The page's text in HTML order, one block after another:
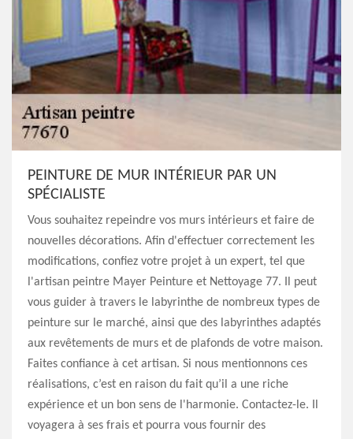
PEINTURE DE MUR INTÉRIEUR PAR UN
SPÉCIALISTE
Vous souhaitez repeindre vos murs intérieurs et faire de
nouvelles décorations. Afin d'effectuer correctement les
modifications, confiez votre projet à un expert, tel que
l'artisan peintre Mayer Peinture et Nettoyage 77. Il peut
vous guider à travers le labyrinthe de nombreux types de
peinture sur le marché, ainsi que des labyrinthes adaptés
aux revêtements de murs et de plafonds de votre maison.
Faites confiance à cet artisan. Si nous mentionnons ces
réalisations, c’est en raison du fait qu’il a une riche
expérience et un bon sens de l'harmonie. Contactez-le. Il
voyagera à ses frais et pourra vous fournir des